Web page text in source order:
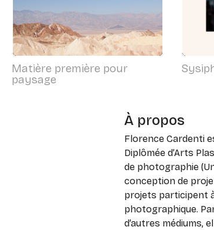
Matière première pour
paysage
À propos
Florence Cardenti
Diplômée d’Arts
de photographie
conception de
projets participent
photographique.
d’autres médiums,